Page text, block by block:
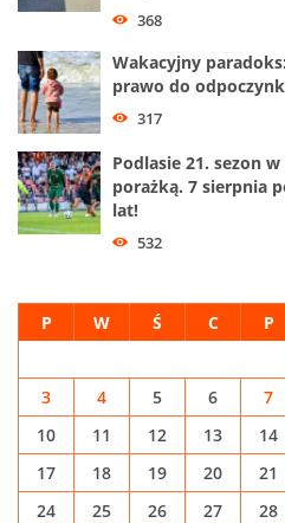
368
Wakacyjny
prawo do
317
Podlasie 21. sezon
porażką. 7 sierpnia
lat!
532
P W Ś C P
3
4 5 6 7
10
11 12 13 14
17
18 19 20 21
24
25 26 27 28